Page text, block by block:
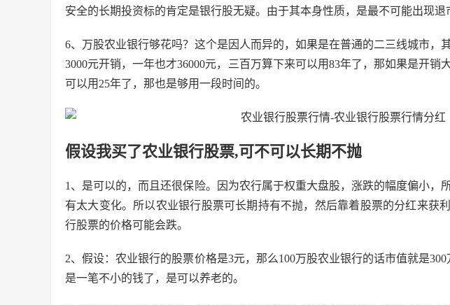
安全的长期投资标的肯定是银行股无疑。由于其本身性质，是最不可能出现退
6、万股农业银行够花吗？这个是因人而异的，如果是在普通的二三线城市，
3000元开销，一年也才36000元，三百万算下来可以用83年了，那如果是开销
可以用25年了，那也是够用一段时间的。
假设我买了农业银行股票,可不可以长期不抛
1、是可以的，而且还很保险。因为农行属于权重大盘股，涨跌的幅度偏小，
有太大变化。所以农业银行股票可长期持有不抛，然后靠着股票的分红来获
行股票的价格可能会跌。
2、假设：农业银行的股票价格是3元，那么100万股农业银行的话市值就是
是一笔不小的钱了，是可以养老的。